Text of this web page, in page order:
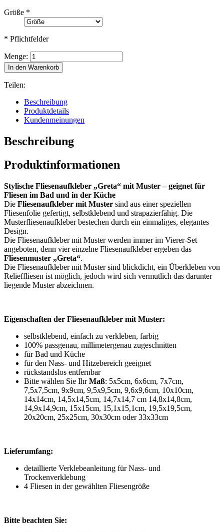
Größe *
* Pflichtfelder
Menge:
In den Warenkorb
Teilen:
Beschreibung
Produktdetails
Kundenmeinungen
Beschreibung
Produktinformationen
Stylische Fliesenaufkleber „Greta“ mit Muster – geignet für
Fliesen im Bad und in der Küche
Die Fliesenaufkleber mit Muster sind aus einer speziellen
Fliesenfolie gefertigt, selbstklebend und strapazierfähig. Die
Musterfliesenaufkleber bestechen durch ein einmaliges, elegantes
Design.
Die Fliesenaufkleber mit Muster werden immer im Vierer-Set
angeboten, denn vier einzelne Fliesenaufkleber ergeben das
Fliesenmuster „Greta“.
Die Fliesenaufkleber mit Muster sind blickdicht, ein Überkleben von
Relieffliesen ist möglich, jedoch wird sich vermutlich das darunter
liegende Muster abzeichnen.
Eigenschaften der Fliesenaufkleber mit Muster:
selbstklebend, einfach zu verkleben, farbig
100% passgenau, millimetergenau zugeschnitten
für Bad und Küche
für den Nass- und Hitzebereich geeignet
rückstandslos entfernbar
Bitte wählen Sie IhrMaß: 5x5cm, 6x6cm, 7x7cm,
7,5x7,5cm, 9x9cm, 9,5x9,5cm, 9,6x9,6cm, 10x10cm,
14x14cm, 14,5x14,5cm, 14,7x14,7 cm 14,8x14,8cm,
14,9x14,9cm, 15x15cm, 15,1x15,1cm, 19,5x19,5cm,
20x20cm, 25x25cm, 30x30cm oder 33x33cm
Lieferumfang:
detaillierte Verklebeanleitung für Nass- und
Trockenverklebung
4 Fliesen in der gewählten Fliesengröße
Bitte beachten Sie: